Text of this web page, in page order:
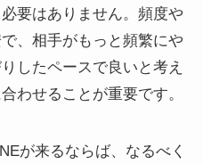
要はありません。頻度や
、相手がもっと頻繁にや
したペースで良いと考え
わせることが重要です。
が来るならば、なるべく